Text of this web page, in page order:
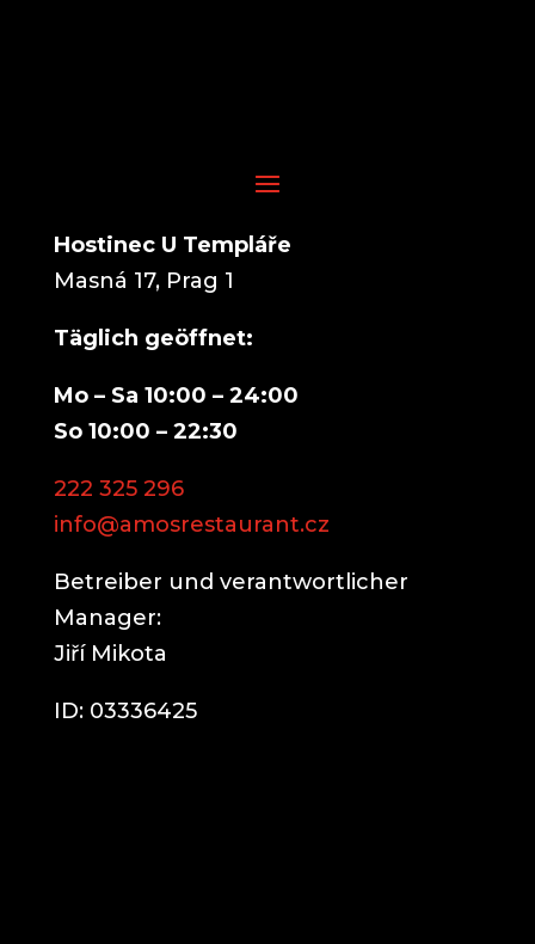
Hostinec U Templáře
Masná 17, Prag 1
Täglich geöffnet:
Mo – Sa 10:00 – 24:00
So 10:00 – 22:30
222 325 296
info@amosrestaurant.cz
Betreiber und verantwortlicher
Manager:
Jiří Mikota
ID: 03336425